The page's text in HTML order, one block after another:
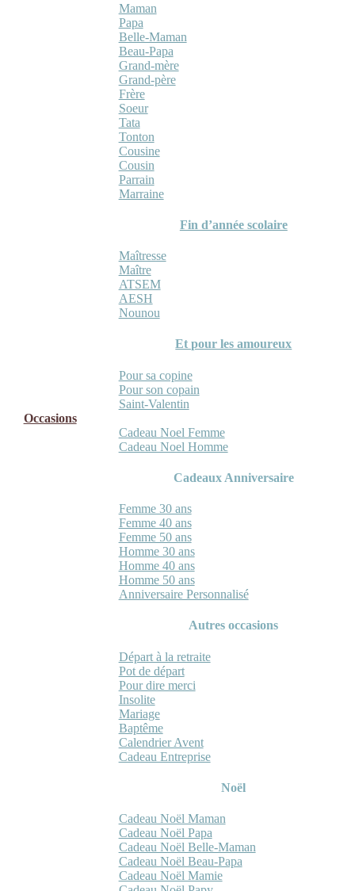
Maman
Papa
Belle-Maman
Beau-Papa
Grand-mère
Grand-père
Frère
Soeur
Tata
Tonton
Cousine
Cousin
Parrain
Marraine
Fin d’année scolaire
Maîtresse
Maître
ATSEM
AESH
Nounou
Et pour les amoureux
Pour sa copine
Pour son copain
Saint-Valentin
Occasions
Cadeau Noel Femme
Cadeau Noel Homme
Cadeaux Anniversaire
Femme 30 ans
Femme 40 ans
Femme 50 ans
Homme 30 ans
Homme 40 ans
Homme 50 ans
Anniversaire Personnalisé
Autres occasions
Départ à la retraite
Pot de départ
Pour dire merci
Insolite
Mariage
Baptême
Calendrier Avent
Cadeau Entreprise
Noël
Cadeau Noël Maman
Cadeau Noël Papa
Cadeau Noël Belle-Maman
Cadeau Noël Beau-Papa
Cadeau Noël Mamie